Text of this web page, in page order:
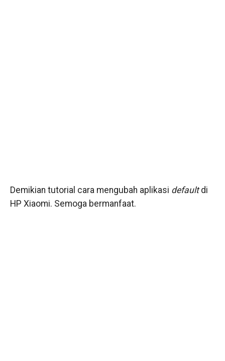
Demikian tutorial cara mengubah aplikasi defaultdi
HP Xiaomi. Semoga bermanfaat.